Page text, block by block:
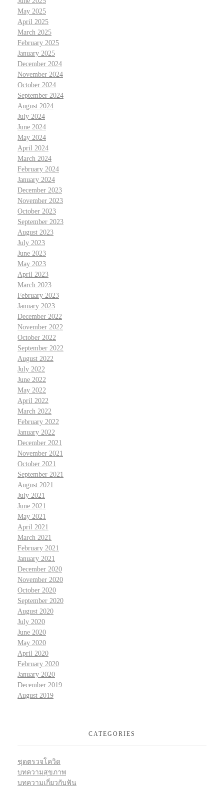
May 2025
April 2025
March 2025
February 2025
January 2025
December 2024
November 2024
October 2024
September 2024
August 2024
July 2024
June 2024
May 2024
April 2024
March 2024
February 2024
January 2024
December 2023
November 2023
October 2023
September 2023
August 2023
July 2023
June 2023
May 2023
April 2023
March 2023
February 2023
January 2023
December 2022
November 2022
October 2022
September 2022
August 2022
July 2022
June 2022
May 2022
April 2022
March 2022
February 2022
January 2022
December 2021
November 2021
October 2021
September 2021
August 2021
July 2021
June 2021
May 2021
April 2021
March 2021
February 2021
January 2021
December 2020
November 2020
October 2020
September 2020
August 2020
July 2020
June 2020
May 2020
April 2020
February 2020
January 2020
December 2019
August 2019
CATEGORIES
ชุดตรวจโควิด
บทความสุขภาพ
บทความเกี่ยวกับฟัน